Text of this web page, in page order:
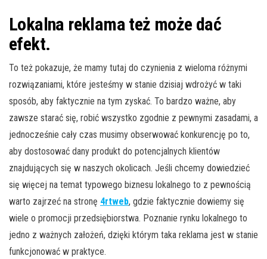
Lokalna reklama też może dać
efekt.
To też pokazuje, że mamy tutaj do czynienia z wieloma różnymi
rozwiązaniami, które jesteśmy w stanie dzisiaj wdrożyć w taki
sposób, aby faktycznie na tym zyskać. To bardzo ważne, aby
zawsze starać się, robić wszystko zgodnie z pewnymi zasadami, a
jednocześnie cały czas musimy obserwować konkurencję po to,
aby dostosować dany produkt do potencjalnych klientów
znajdujących się w naszych okolicach. Jeśli chcemy dowiedzieć
się więcej na temat typowego biznesu lokalnego to z pewnością
warto zajrzeć na stronę 4rtweb, gdzie faktycznie dowiemy się
wiele o promocji przedsiębiorstwa. Poznanie rynku lokalnego to
jedno z ważnych założeń, dzięki którym taka reklama jest w stanie
funkcjonować w praktyce.